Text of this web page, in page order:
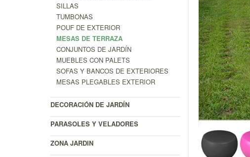
SILLAS
TUMBONAS
POUF DE EXTERIOR
MESAS DE TERRAZA
CONJUNTOS DE JARDÍN
MUEBLES CON PALETS
SOFAS Y BANCOS DE EXTERIORES
MESAS PLEGABLES EXTERIOR
DECORACIÓN DE JARDÍN
PARASOLES Y VELADORES
ZONA JARDIN